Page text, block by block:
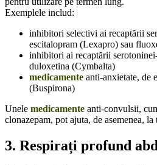
Exemplele includ:
inhibitori selectivi ai recaptării
escitalopram (Lexapro) sau
inhibitori ai recaptării
duloxetina (Cymbalta)
medicamente anti-anxietate, de
(Buspirona)
Unele medicamente anti-convulsii,
clonazepam, pot ajuta, de asemenea, la
3. Respirați profund